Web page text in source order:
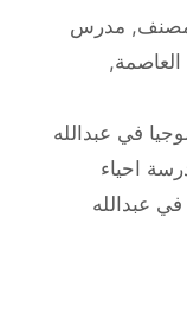
, مدرس
,
في عبدالله
احياء
عبدالله